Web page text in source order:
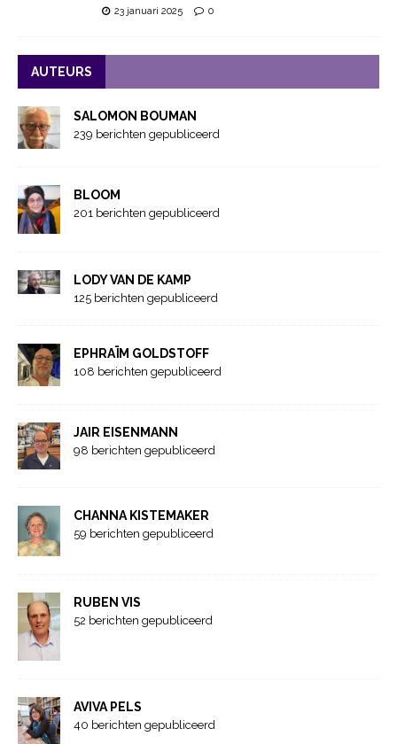
23 januari 2025 0
AUTEURS
SALOMON BOUMAN
239 berichten gepubliceerd
BLOOM
201 berichten gepubliceerd
LODY VAN DE KAMP
125 berichten gepubliceerd
EPHRAÏM GOLDSTOFF
108 berichten gepubliceerd
JAIR EISENMANN
98 berichten gepubliceerd
CHANNA KISTEMAKER
59 berichten gepubliceerd
RUBEN VIS
52 berichten gepubliceerd
AVIVA PELS
40 berichten gepubliceerd